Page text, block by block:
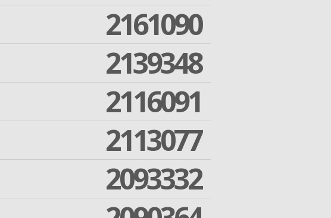
2161090
2139348
2116091
2113077
2093332